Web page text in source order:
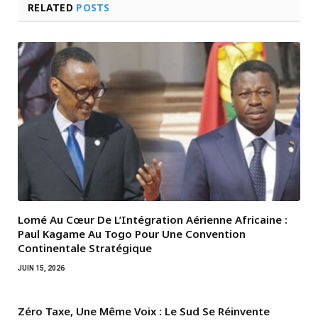
RELATED POSTS
Lomé Au Cœur De L’Intégration Aérienne Africaine :
Paul Kagame Au Togo Pour Une Convention
Continentale Stratégique
JUIN 15, 2026
Zéro Taxe, Une Même Voix : Le Sud Se Réinvente